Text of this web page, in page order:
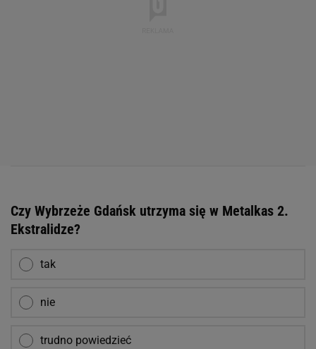
Czy Wybrzeże Gdańsk utrzyma się w Metalkas 2.
Ekstralidze?
tak
nie
trudno powiedzieć